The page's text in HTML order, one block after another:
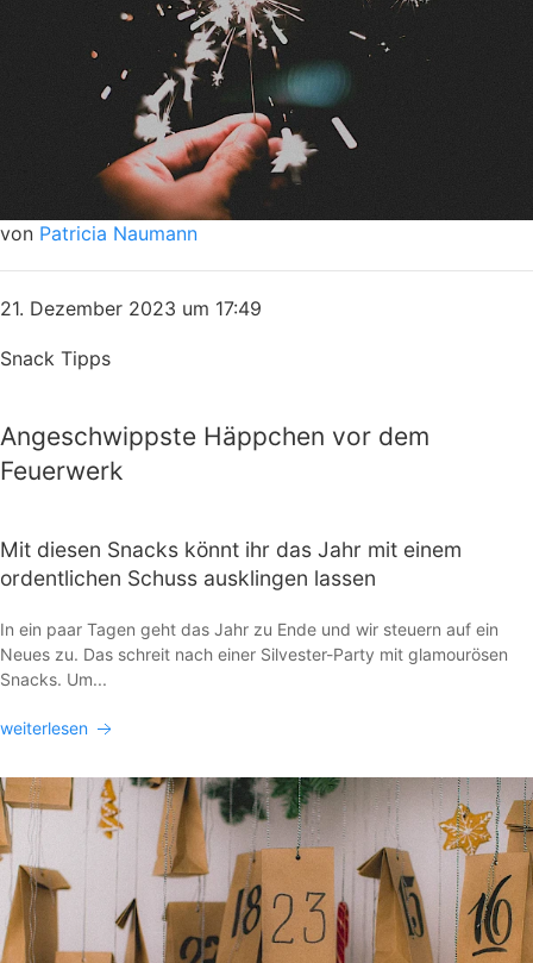
von Patricia Naumann
21. Dezember 2023 um 17:49
Snack Tipps
Angeschwippste Häppchen vor dem
Feuerwerk
Mit diesen Snacks könnt ihr das Jahr mit einem
ordentlichen Schuss ausklingen lassen
In ein paar Tagen geht das Jahr zu Ende und wir steuern auf ein
Neues zu. Das schreit nach einer Silvester-Party mit glamourösen
Snacks. Um...
weiterlesen